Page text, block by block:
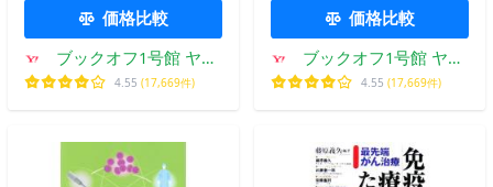
価格比較
ブックオフ1号館 ヤフ
ーショッピング店
4.55 (17,669件)
価格比較
ブックオフ1号館 ヤフ
ーショッピング店
4.55 (17,669件)